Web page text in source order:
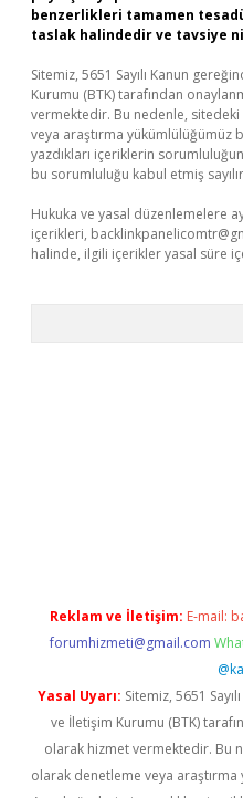
benzerlikleri tamamen
taslak halindedir ve tavsiye
Sitemiz, 5651 Sayılı Kanun
Kurumu (BTK) tarafından
vermektedir. Bu nedenle,
veya araştırma yükümlülüğümüz
yazdıkları içeriklerin
bu sorumluluğu kabul etmiş
Hukuka ve yasal düzenlemelere
içerikleri,
halinde, ilgili içerikler yasal süre
Reklam ve İletişim: E-mail:
forumhizmeti@gmail.com
Yasal Uyarı: Sitemiz, 5651
ve İletişim Kurumu (BTK)
olarak hizmet vermektedir. Bu
olarak denetleme veya